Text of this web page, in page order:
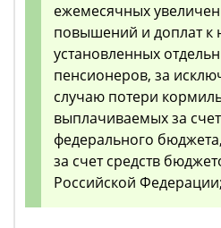
ежемесячных
повышений и доплат к
установленных
пенсионеров, за
случаю потери
выплачиваемых за
федерального
за счет средств
Российской Федерации;